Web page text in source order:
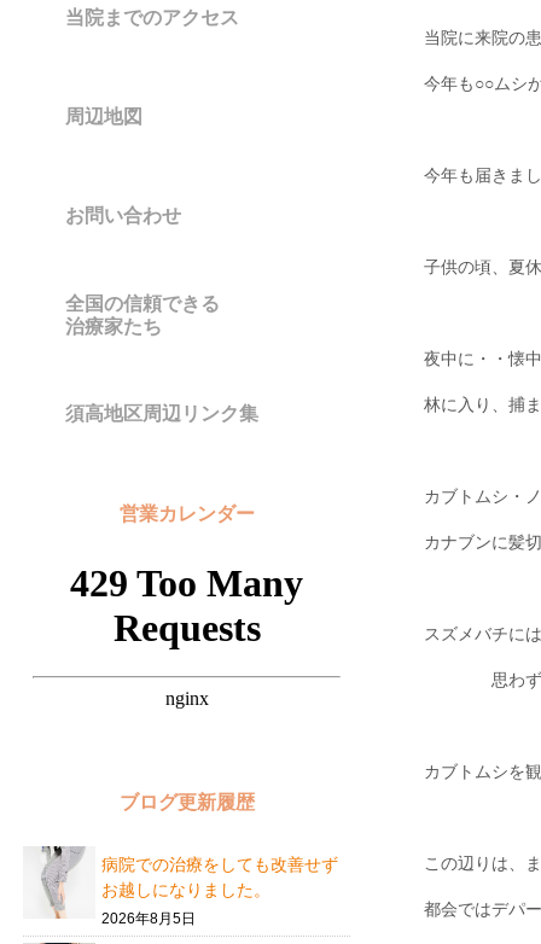
当院に来院の
今年も○○ムシ
今年も届きま
子供の頃、夏
夜中に・・懐
林に入り、捕
カブトムシ・
カナブンに髪
スズメバチに
思わず
カブトムシを
この辺りは、
都会ではデパ
当院までのアクセス
周辺地図
お問い合わせ
全国の信頼できる
治療家たち
須高地区周辺リンク集
営業カレンダー
ブログ更新履歴
病院での治療をしても改善せず
お越しになりました。
2026年8月5日